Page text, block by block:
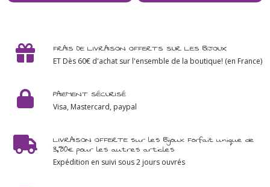
FRAIS DE LIVRAISON OFFERTS SUR LES BIJOUX
ET Dès 60€ d'achat sur l'ensemble de la boutique! (en France)
PAIEMENT SÉCURISÉ
Visa, Mastercard, paypal
LIVRAISON OFFERTE sur les Bijoux Forfait unique de
3,80€ pour les autres articles
Expédition en suivi sous 2 jours ouvrés